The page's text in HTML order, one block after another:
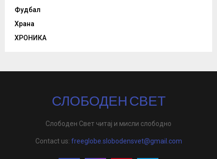
Фудбал
Храна
ХРОНИКА
СЛОБОДЕН СВЕТ
Слободен Свет читај и мисли слободно
Contact us: freeglobe.slobodensvet@gmail.com